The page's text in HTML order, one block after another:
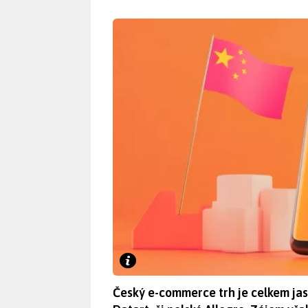
Český e-commerce trh je celkem